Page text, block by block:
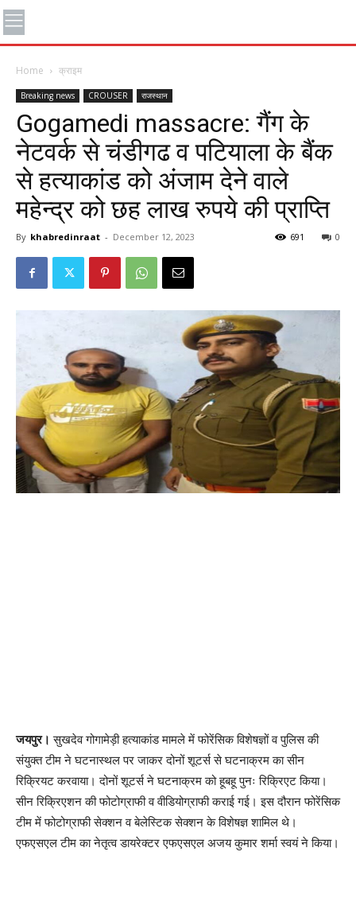
Home क्राइम
Breaking news CROUSER राजस्थान
Gogamedi massacre: गैंग के
नेटवर्क से चंडीगढ व पटियाला के बैंक
से हत्याकांड को अंजाम देने वाले
महेन्द्र को छह लाख रुपये की प्राप्ति
By khabredinraat - December 12, 2023 0
691
जयपुर। सुखदेव गोगामेड़ी हत्याकांड मामले में फोरेंसिक विशेषज्ञों व पुलिस की
संयुक्त टीम ने घटनास्थल पर जाकर दोनों शूटर्स से घटनाक्रम का सीन
रिक्रियट करवाया। दोनों शूटर्स ने घटनाक्रम को हूबहू पुनः रिक्रिएट किया।
सीन रिक्रिएशन की फोटोग्राफी व वीडियोग्राफी कराई गई। इस दौरान फोरेंसिक
टीम में फोटोग्राफी सेक्शन व बेलेस्टिक सेक्शन के विशेषज्ञ शामिल थे।
एफएसएल टीम का नेतृत्व डायरेक्टर एफएसएल अजय कुमार शर्मा स्वयं ने किया।